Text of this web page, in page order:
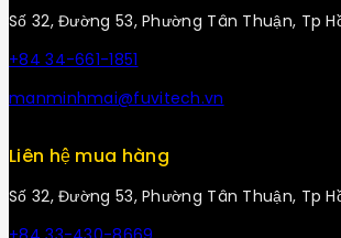
Số 32, Đường 53, Phường Tân Thuận, Tp
+84 34-661-1851
manminhmai@fuvitech.vn
Liên hệ mua hàng
Số 32, Đường 53, Phường Tân Thuận, Tp